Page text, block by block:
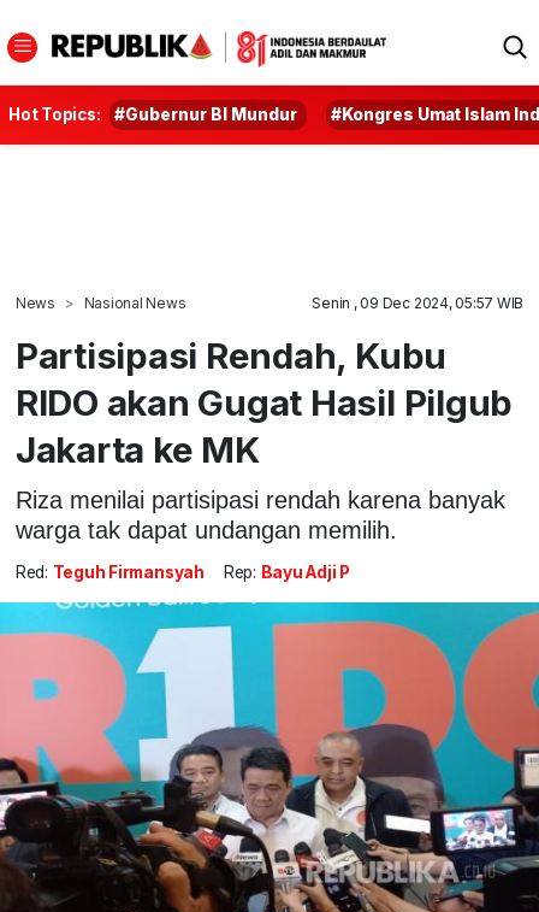
Hot Topics: #Gubernur BI Mundur #Kongres Umat Islam
News Nasional News Senin , 09 Dec 2024, 05:57 WIB
Partisipasi Rendah, Kubu
RIDO akan Gugat Hasil Pilgub
Jakarta ke MK
Riza menilai partisipasi rendah karena banyak
warga tak dapat undangan memilih.
Red: Teguh Firmansyah Rep: Bayu Adji P